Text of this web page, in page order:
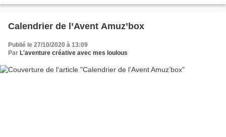
Calendrier de l’Avent Amuz’box
Publié le 27/10/2020 à 13:09
Par L'aventure créative avec mes loulous